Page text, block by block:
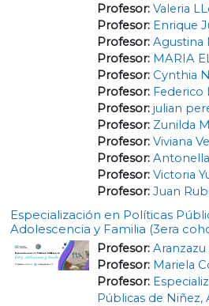
Profesor: Valeria
Profesor: Enrique
Profesor: Agustina
Profesor: MARIA
Profesor: Cynthia
Profesor: Federico
Profesor: julian
Profesor: Zunilda
Profesor: Viviana
Profesor:
Profesor: Victoria
Profesor: Juan
Especialización en Políticas
Adolescencia y Familia (3era
Profesor:
Profesor: Mariela
Profesor:
Públicas de Niñez,